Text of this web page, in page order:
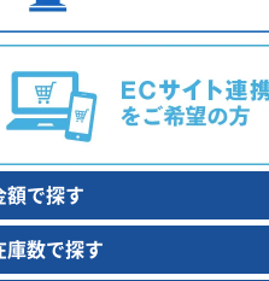
額で探す
庫数で探す